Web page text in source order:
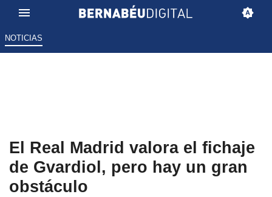
NOTICIAS
El Real Madrid valora el fichaje
de Gvardiol, pero hay un gran
obstáculo